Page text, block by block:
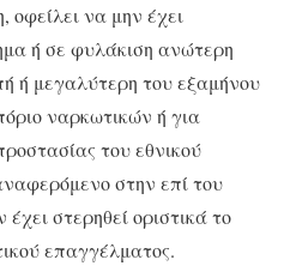
να μην έχει
ή σε φυλάκιση ανώτερη
ή μεγαλύτερη του εξαμήνου
ναρκωτικών ή για
του εθνικού
στην επί του
στερηθεί οριστικά το
επαγγέλματος.